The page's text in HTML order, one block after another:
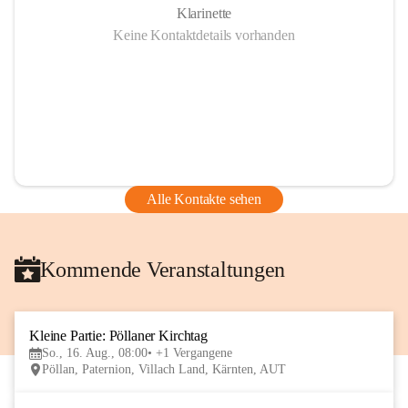
Klarinette
Keine Kontaktdetails vorhanden
Alle Kontakte sehen
Kommende Veranstaltungen
Kleine Partie: Pöllaner Kirchtag
So., 16. Aug., 08:00 +1 Vergangene
Pöllan, Paternion, Villach Land, Kärnten, AUT